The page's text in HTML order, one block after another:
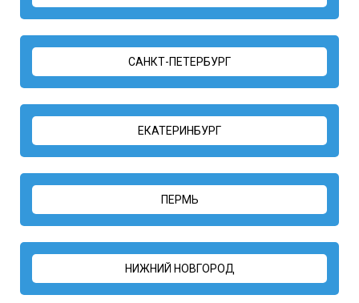
САНКТ-ПЕТЕРБУРГ
ЕКАТЕРИНБУРГ
ПЕРМЬ
НИЖНИЙ НОВГОРОД